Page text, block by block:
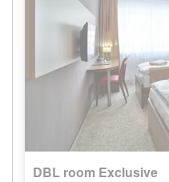
DBL room Exclusive